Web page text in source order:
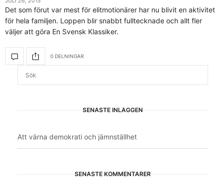
Det som förut var mest för elitmotionärer har nu blivit en aktivitet
för hela familjen. Loppen blir snabbt fulltecknade och allt fler
väljer att göra En Svensk Klassiker.
0 DELNINGAR
SENASTE INLÄGGEN
Att värna demokrati och jämnställhet
SENASTE KOMMENTARER